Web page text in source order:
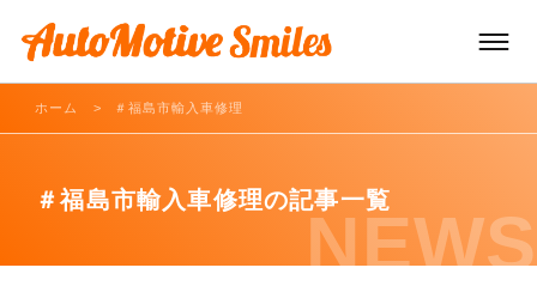
ホーム ＃福島市輸入車修理
＃福島市輸入車修理の記事一覧
NEWS